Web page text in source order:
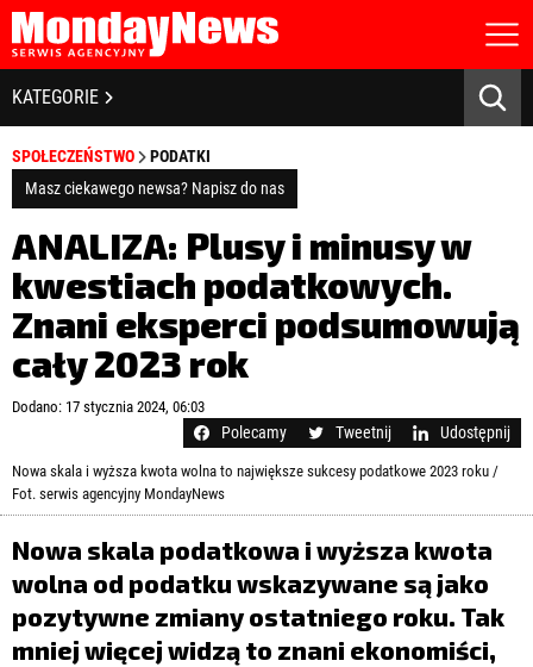
STRONA GŁÓWNA
O NAS
POLITYKA PRYWATNOŚCI
REGULAMIN
LICENCJA
REJESTRACJA
KONTAKT
Zapamiętaj mnie
Kliknij tutaj
KATEGORIE
BIZNES I GOSPODARKA
BANKOWOŚĆ I FINANSE
NOWE TECHNOLOGIE
SPOŁECZEŃSTWO
EDUKACJA
MEDIA
ZDROWIE I URODA
KULTURA
LIFESTYLE
OPINIE I KOMENTARZE
SPOŁECZEŃSTWO
PODATKI
Masz ciekawego newsa? Napisz do nas
ANALIZA: Plusy i minusy w
kwestiach podatkowych.
Znani eksperci podsumowują
cały 2023 rok
Dodano: 17 stycznia 2024, 06:03
Polecamy Tweetnij Udostępnij
Nowa skala i wyższa kwota wolna to największe sukcesy podatkowe 2023 roku /
Fot. serwis agencyjny MondayNews
Nowa skala podatkowa i wyższa kwota
wolna od podatku wskazywane są jako
pozytywne zmiany ostatniego roku. Tak
mniej więcej widzą to znani ekonomiści,